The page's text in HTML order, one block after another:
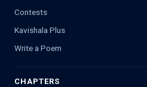
Contests
Kavishala Plus
Write a Poem
CHAPTERS